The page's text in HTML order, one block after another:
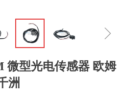
ꁇ
微型光电传感器 欧姆
洲